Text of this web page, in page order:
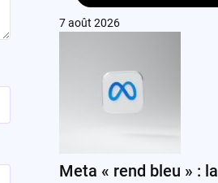
7 août 2026
Meta « rend bleu » : la